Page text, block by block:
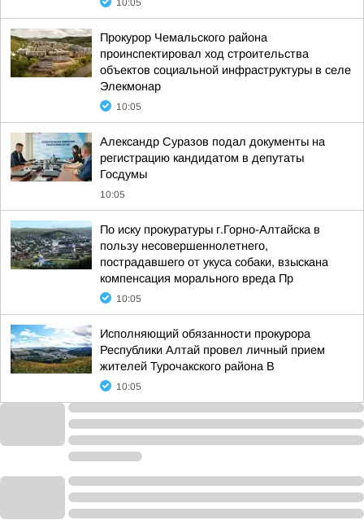
10:05
Прокурор Чемальского района
проинспектировал ход строительства
объектов социальной инфраструктуры в селе
Элекмонар
10:05
Александр Суразов подал документы на
регистрацию кандидатом в депутаты
Госдумы
10:05
По иску прокуратуры г.Горно-Алтайска в
пользу несовершеннолетнего,
пострадавшего от укуса собаки, взыскана
компенсация морального вреда Пр
10:05
Исполняющий обязанности прокурора
Республики Алтай провел личный прием
жителей Турочакского района В
10:05